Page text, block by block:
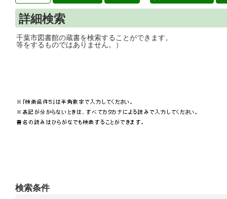
詳細検索
千葉市図書館の蔵書を検索することがで
等をするものではありません。）
検索条件